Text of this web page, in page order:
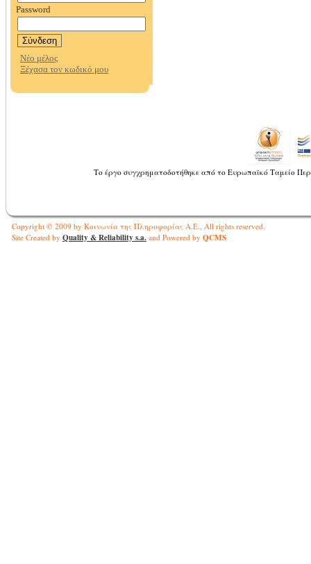
Το έργο συγχρηματοδοτήθηκε από το Ευρωπαϊκό Ταμείο
Copyright © 2009 by Κοινωνία της Πληροφορίας Α.Ε., All rights reserved.
Site Created by Quality & Reliability s.a. and Powered by QCMS